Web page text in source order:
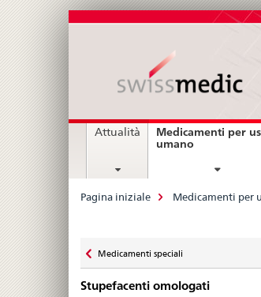
Navigation
Attualità
Medicamenti per
umanocurrent
Breadcrumb
Pagina iniziale Medicamenti per
zu
Medicamenti speciali
Stupefacenti omologati